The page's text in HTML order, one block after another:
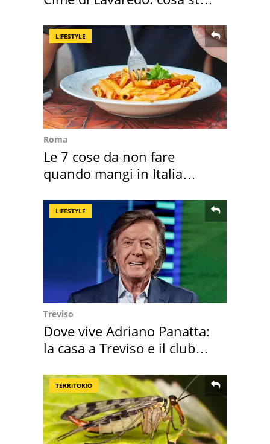
LIFESTYLE
Roma
Le 7 cose da non fare
quando mangi in Italia
LIFESTYLE
Treviso
Dove vive Adriano Panatta:
la casa a Treviso e il club
TERRITORIO